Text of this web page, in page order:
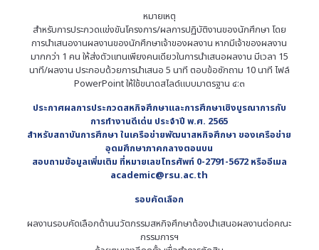
หมายเหตุ
สำหรับการประกวดแข่งขันโครงการ/ผลการปฏิบัติงานของนักศึกษา โดย
การนำเสนองานผลงานของนักศึกษาเจ้าของผลงาน หากมีเจ้าของผลงาน
มากกว่า 1 คน ให้ส่งตัวแทนเพียงคนเดียวในการนำเสนอผลงาน มีเวลา 15
นาที/ผลงาน ประกอบด้วยการนำเสนอ 5 นาที ตอบข้อซักถาม 10 นาที ไฟล์
PowerPoint ให้ใช้ขนาดสไลด์แบบมาตรฐาน ๔:๓
ประกาศผลการประกวดสหกิจศึกษาและการศึกษาเชิงบูรณาการกับ
การทำงานดีเด่น ประจำปี พ.ศ. 2565
สำหรับสถาบันการศึกษา ในเครือข่ายพัฒนาสหกิจศึกษา ของเครือข่าย
อุดมศึกษาภาคกลางตอนบน
สอบถามข้อมูลเพิ่มเติม ที่หมายเลขโทรศัพท์ 0-2791-5672 หรืออีเมล
academic@rsu.ac.th
รอบคัดเลือก
ผลงานรอบคัดเลือกด้านนวัตกรรมสหกิจศึกษาต้องนำเสนอผลงานต่อคณะ
กรรมการฯ